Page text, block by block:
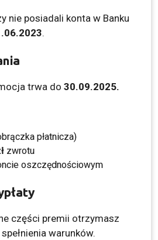
nie posiadali konta w Banku
.
trwa do 30.09.2025.
płatnicza)
zwrotu
oszczędnościowym
części premii otrzymasz
warunków.